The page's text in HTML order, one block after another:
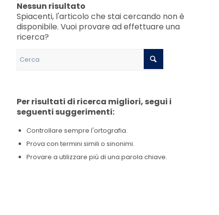
Nessun risultato
Spiacenti, l'articolo che stai cercando non è
disponibile. Vuoi provare ad effettuare una
ricerca?
Per risultati di ricerca migliori, segui i
seguenti suggerimenti:
Controllare sempre l'ortografia.
Prova con termini simili o sinonimi.
Provare a utilizzare più di una parola chiave.